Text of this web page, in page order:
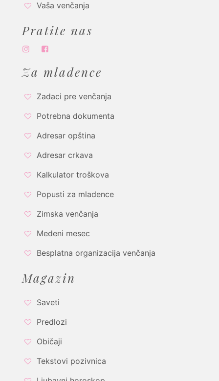
Vaša venčanja
Pratite nas
Za mladence
Zadaci pre venčanja
Potrebna dokumenta
Adresar opština
Adresar crkava
Kalkulator troškova
Popusti za mladence
Zimska venčanja
Medeni mesec
Besplatna organizacija venčanja
Magazin
Saveti
Predlozi
Običaji
Tekstovi pozivnica